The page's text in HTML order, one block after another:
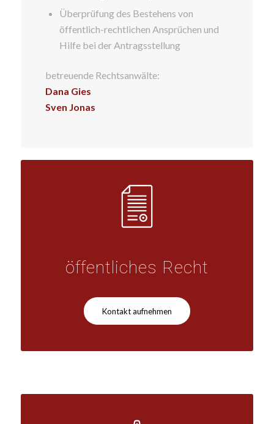
Überprüfung des Bestehens von
öffentlich-rechtlichen Ansprüchen und
Hilfe bei der Antragsstellung
betreuende Rechtsanwälte:
Dana Gies
Sven Jonas
öffentliches Recht
Kontakt aufnehmen